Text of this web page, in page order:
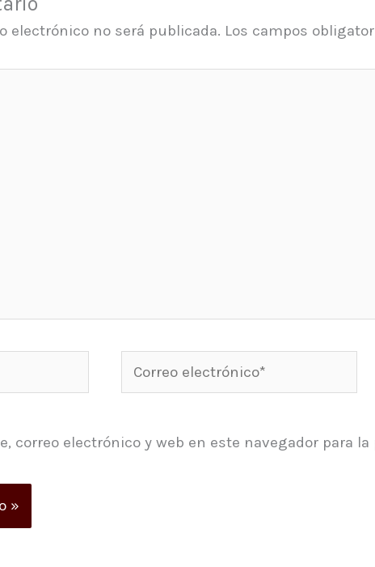
electrónico no será publicada. Los campos
Correo
electrónico*
correo electrónico y web en este navegador para